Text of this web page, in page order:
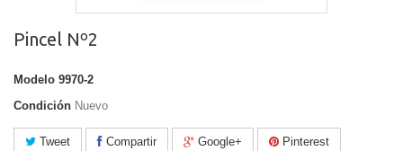
Pincel Nº2
Modelo 9970-2
Condición Nuevo
Tweet Compartir Google+ Pinterest